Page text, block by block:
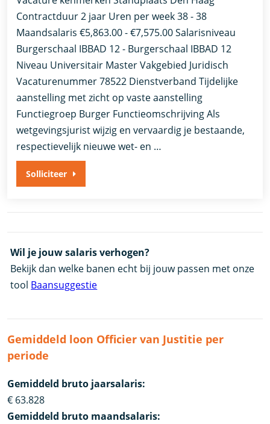
Contractduur 2 jaar Uren per week 38 - 38
Maandsalaris €5,863.00 - €7,575.00 Salarisniveau
Burgerschaal IBBAD 12 - Burgerschaal IBBAD 12
Niveau Universitair Master Vakgebied Juridisch
Vacaturenummer 78522 Dienstverband ​Tijdelijke
aanstelling met zicht op vaste aanstelling​
Functiegroep Burger Functieomschrijving Als
wetgevingsjurist wijzig en vervaardig je bestaande,
respectievelijk nieuwe wet- en …
Solliciteer
Wil je jouw salaris verhogen?
Bekijk dan welke banen echt bij jouw passen met onze
tool Baansuggestie
Gemiddeld loon Officier van Justitie per
periode
Gemiddeld bruto jaarsalaris:
€ 63.828
Gemiddeld bruto maandsalaris: